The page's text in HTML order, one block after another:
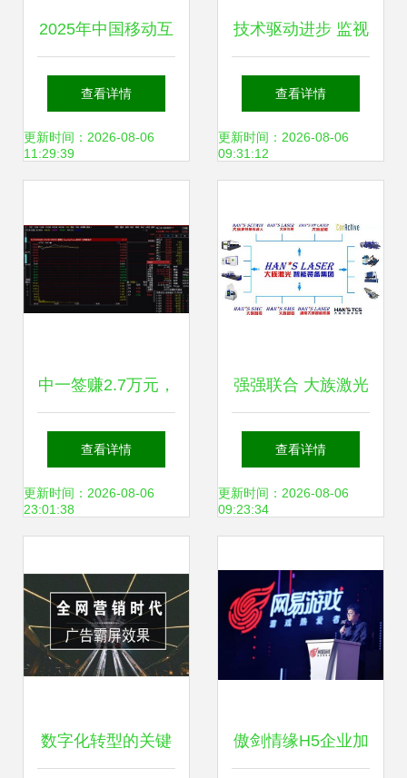
2025年中国移动互
联网流量报告 网络
技术研发驱动下的
查看详情
更新时间：2026-08-06
11:29:39
技术驱动进步 监视
器行业新闻中的网
络技术研发与市场
查看详情
更新时间：2026-08-06
09:31:12
中一签赚2.7万元，
新股赚钱效应爆棚
背后 网络技术研发
查看详情
更新时间：2026-08-06
23:01:38
强强联合 大族激光
智能装备集团与威
腾斯坦签署战略合
技术研发新篇章
查看详情
更新时间：2026-08-06
09:23:34
数字化转型的关键 傲剑情缘H5企业加